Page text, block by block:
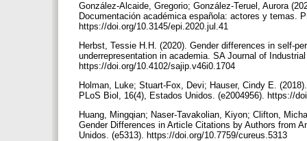
González-Alcaide, Gregorio; González-Teruel, Aurora
Documentación académica española: actores y temas.
https://doi.org/10.3145/epi.2020.jul.41
Herbst, Tessie H.H. (2020). Gender differences in self-
underrepresentation in academia. SA Journal of
https://doi.org/10.4102/sajip.v46i0.1704
Holman, Luke; Stuart-Fox, Devi; Hauser, Cindy E.
PLoS Biol, 16(4), Estados Unidos. (e2004956). https://
Huang, Mingqian; Naser-Tavakolian, Kiyon; Clifton,
Gender Differences in Article Citations by Authors from
Unidos. (e5313). https://doi.org/10.7759/cureus.5313